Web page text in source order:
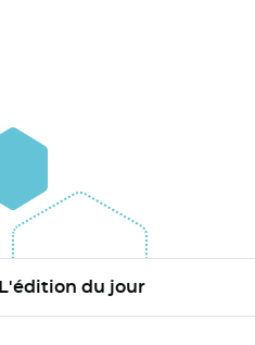
L'édition du jour